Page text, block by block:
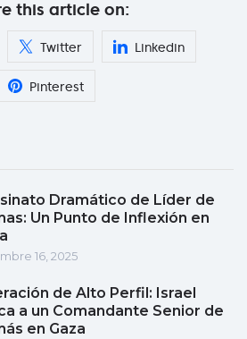
this article on:
Twitter Linkedin
Pinterest
Dramático de Líder de
Un Punto de Inflexión en
16, 2025
de Alto Perfil: Israel
a un Comandante Senior de
en Gaza